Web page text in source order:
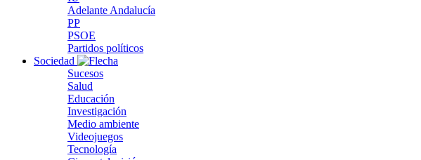
Adelante Andalucía
PP
PSOE
Partidos políticos
Sociedad
Sucesos
Salud
Educación
Investigación
Medio ambiente
Videojuegos
Tecnología